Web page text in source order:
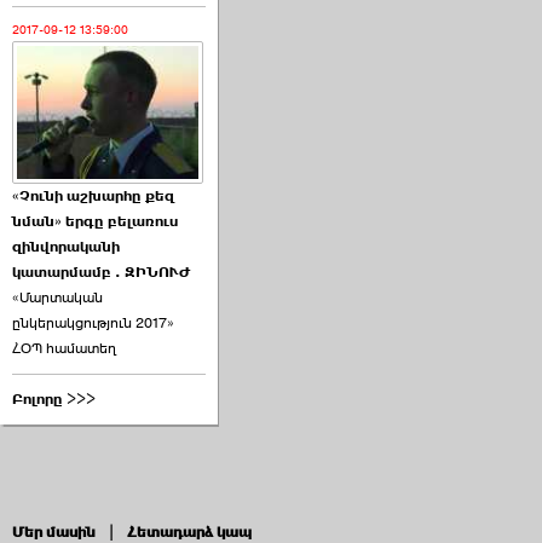
2017-09-12 13:59:00
«Չունի աշխարհը քեզ
նման» երգը բելառուս
զինվորականի
կատարմամբ . ԶԻՆՈՒԺ
«Մարտական
ընկերակցություն 2017»
ՀՕՊ համատեղ
Բոլորը >>>
Մեր մասին Հետադարձ կապ